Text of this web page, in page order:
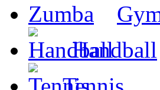
Handball